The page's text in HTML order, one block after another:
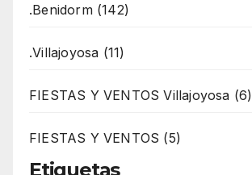
.Benidorm (142)
.Villajoyosa (11)
FIESTAS Y VENTOS Villajoyosa (6)
FIESTAS Y VENTOS (5)
Etiquetas